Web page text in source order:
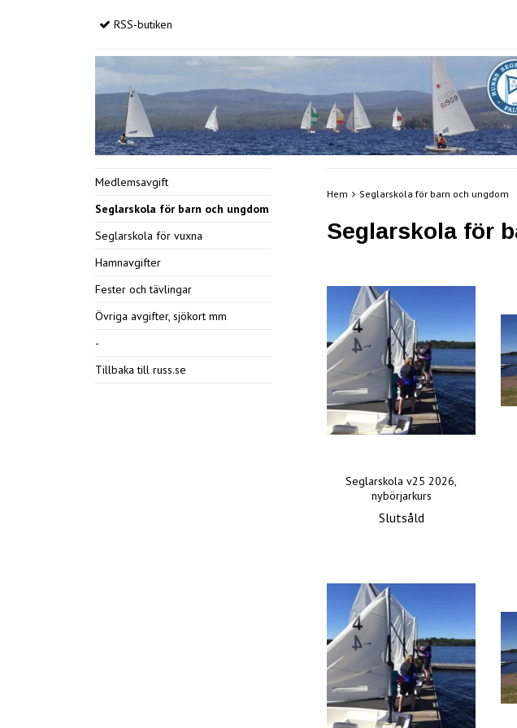
RSS-butiken
Medlemsavgift
Seglarskola för barn och ungdom
Seglarskola för vuxna
Hamnavgifter
Fester och tävlingar
Övriga avgifter, sjökort mm
-
Tillbaka till russ.se
Hem Seglarskola för barn och ungdom
Seglarskola för
Seglarskola v25 2026,
nybörjarkurs
Slutsåld